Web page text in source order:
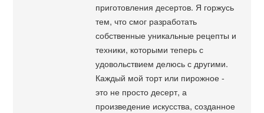
приготовления десертов. Я горжусь
тем, что смог разработать
собственные уникальные рецепты и
техники, которыми теперь с
удовольствием делюсь с другими.
Каждый мой торт или пирожное -
это не просто десерт, а
произведение искусства, созданное